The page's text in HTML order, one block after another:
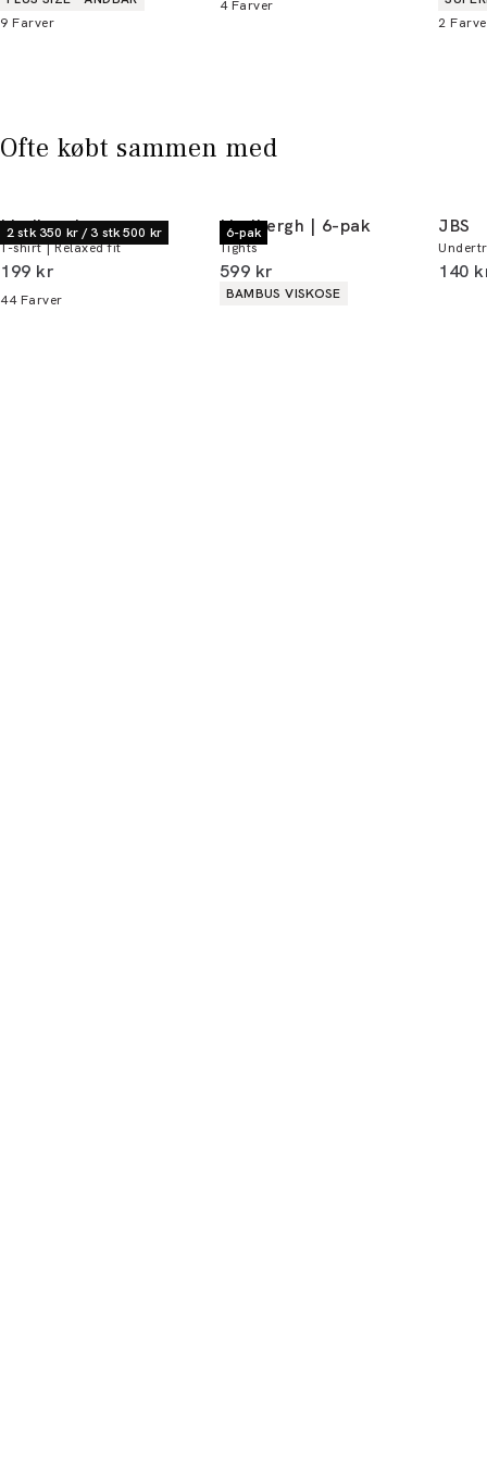
9 Farver
4 Farver
2
Ofte købt sammen med
2 stk 350 kr / 3 stk 500 kr
Lindbergh
T-shirt | Relaxed fit
I alt (inkl. rabat)
199 kr
44 Farver
6-pak
Lindbergh | 6-pak
Tights
I alt (inkl. rabat)
599 kr
Produkt egenskaber
BAMBUS VISKOSE
JBS
I alt
140